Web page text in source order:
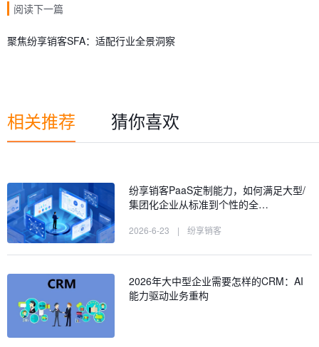
阅读下一篇
聚焦纷享销客SFA：适配行业全景洞察
相关推荐 猜你喜欢
纷享销客PaaS定制能力，如何满足大型/
集团化企业从标准到个性的全…
2026-6-23 | 纷享销客
2026年大中型企业需要怎样的CRM：AI
能力驱动业务重构